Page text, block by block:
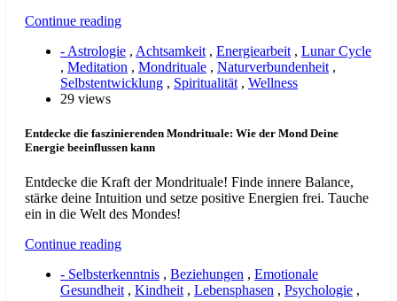
Continue reading
- Astrologie , Achtsamkeit , Energiearbeit , Lunar Cycle
, Meditation , Mondrituale , Naturverbundenheit ,
Selbstentwicklung , Spiritualität , Wellness
29 views
Entdecke die faszinierenden Mondrituale: Wie der Mond Deine
Energie beeinflussen kann
Entdecke die Kraft der Mondrituale! Finde innere Balance,
stärke deine Intuition und setze positive Energien frei. Tauche
ein in die Welt des Mondes!
Continue reading
- Selbsterkenntnis , Beziehungen , Emotionale
Gesundheit, Kindheit, Lebensphasen , Psychologie ,